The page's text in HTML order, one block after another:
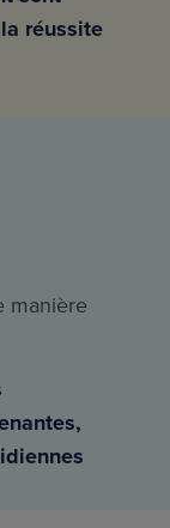
réussite
manière